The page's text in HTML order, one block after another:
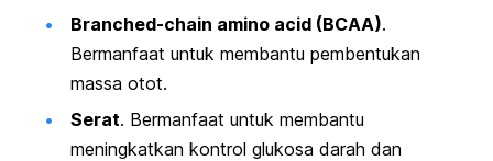
Branched-chain amino acid (BCAA).
Bermanfaat untuk membantu pembentukan
massa otot.
Serat. Bermanfaat untuk membantu
meningkatkan kontrol glukosa darah dan